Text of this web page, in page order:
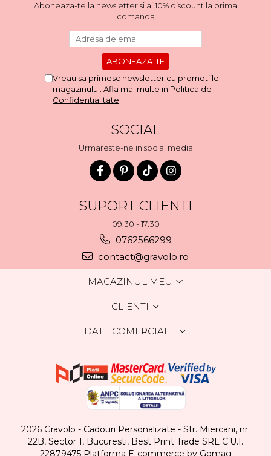
Aboneaza-te la newsletter si ai 10% discount la prima
comanda
Vreau sa primesc newsletter cu promotiile
magazinului. Afla mai multe in Politica de
Confidentialitate
SOCIAL
Urmareste-ne in social media
SUPORT CLIENTI
09:30 - 17:30
0762566299
contact@gravolo.ro
MAGAZINUL MEU
CLIENTI
DATE COMERCIALE
2026 Gravolo - Cadouri Personalizate - Str. Miercani, nr.
22B, Sector 1, Bucuresti, Best Print Trade SRL C.U.I.
22879475 Platforma E-commerce by Gomag